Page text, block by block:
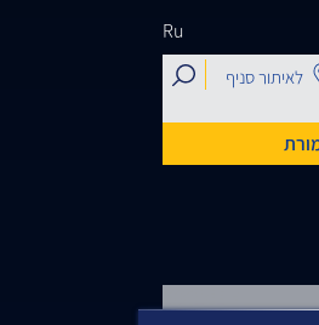
Ru
search לאיתור סניף